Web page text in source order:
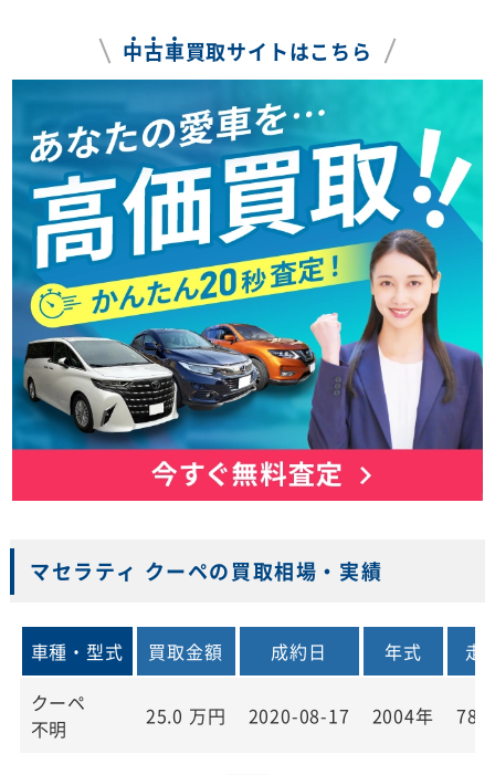
中古車買取サイトはこちら
マセラティ クーペの買取相場・実績
車種・型式 買取金額 成約日 年式
走
クーペ
不明
25.0 万円 2020-08-17 2004年